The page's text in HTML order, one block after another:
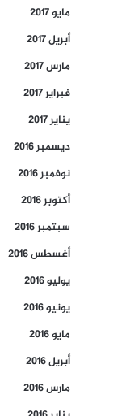
مايو 2017
أبريل 2017
مارس 2017
فبراير 2017
يناير 2017
ديسمبر 2016
نوفمبر 2016
أكتوبر 2016
سبتمبر 2016
أغسطس 2016
يوليو 2016
يونيو 2016
مايو 2016
أبريل 2016
مارس 2016